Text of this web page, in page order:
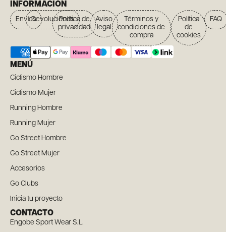
INFORMACIÓN
EnvíosDevolucionesPolítica de
privacidad
Aviso
legal
Términos y
condiciones de
compra
Política
de
cookies
FAQ
MENÚ
Ciclismo Hombre
Ciclismo Mujer
Running Hombre
Running Mujer
Go Street Hombre
Go Street Mujer
Accesorios
Go Clubs
Inicia tu proyecto
CONTACTO
Engobe Sport Wear S.L.